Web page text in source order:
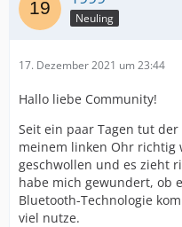
Neuling
17. Dezember 2021 um 23:44
Hallo liebe Community!
Seit ein paar Tagen tut
meinem linken Ohr richtig
geschwollen und es zieht
habe mich gewundert, ob
Bluetooth-Technologie
viel nutze.